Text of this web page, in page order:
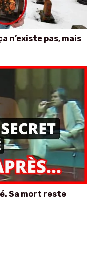
n’existe pas, mais
Sa mort reste